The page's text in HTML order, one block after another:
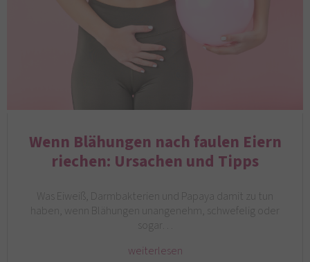
Wenn Blähungen nach faulen Eiern
riechen: Ursachen und Tipps
Was Eiweiß, Darmbakterien und Papaya damit zu tun
haben, wenn Blähungen unangenehm, schwefelig oder
sogar…
weiterlesen